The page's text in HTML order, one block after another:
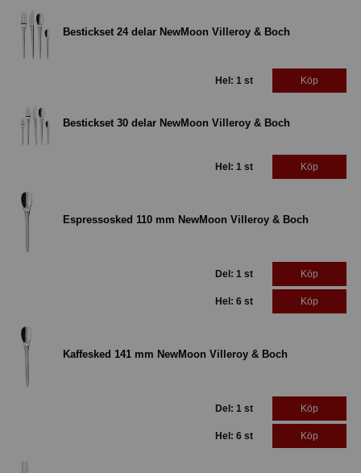
Bestickset 24 delar NewMoon Villeroy & Boch
Hel: 1 st Köp
Bestickset 30 delar NewMoon Villeroy & Boch
Hel: 1 st Köp
Espressosked 110 mm NewMoon Villeroy & Boch
Del: 1 st Köp
Hel: 6 st Köp
Kaffesked 141 mm NewMoon Villeroy & Boch
Del: 1 st Köp
Hel: 6 st Köp